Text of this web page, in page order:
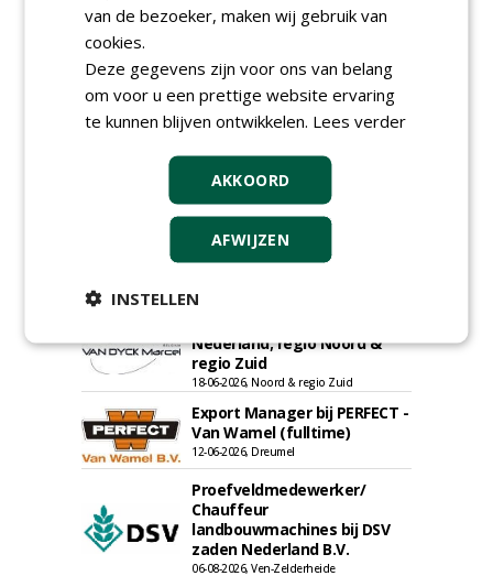
Allround
magazijnmedewerker
(fulltime) bij DSV zaden
06-08-2026, Ven Zelderheide
Nederland; regio Noord &
regio Zuid
18-06-2026, Noord & regio Zuid
Export Manager bij PERFECT -
Van Wamel (fulltime)
12-06-2026, Dreumel
Proefveldmedewerker/
Chauffeur
landbouwmachines bij DSV
zaden Nederland B.V.
06-08-2026, Ven-Zelderheide
van de bezoeker, maken wij gebruik van
cookies.
Deze gegevens zijn voor ons van belang
om voor u een prettige website ervaring
te kunnen blijven ontwikkelen. Lees verder
AKKOORD
AFWIJZEN
INSTELLEN